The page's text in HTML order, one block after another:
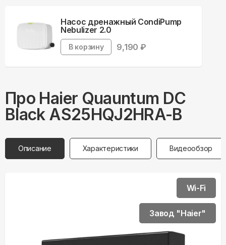
Насос дренажный CondiPump
Nebulizer 2.0
В корзину 9,190 ₽
Про Haier Quauntum DC
Black AS25HQJ2HRA-B
Описание Характеристики Видеообзор
Wi-Fi
Завод "Haier"